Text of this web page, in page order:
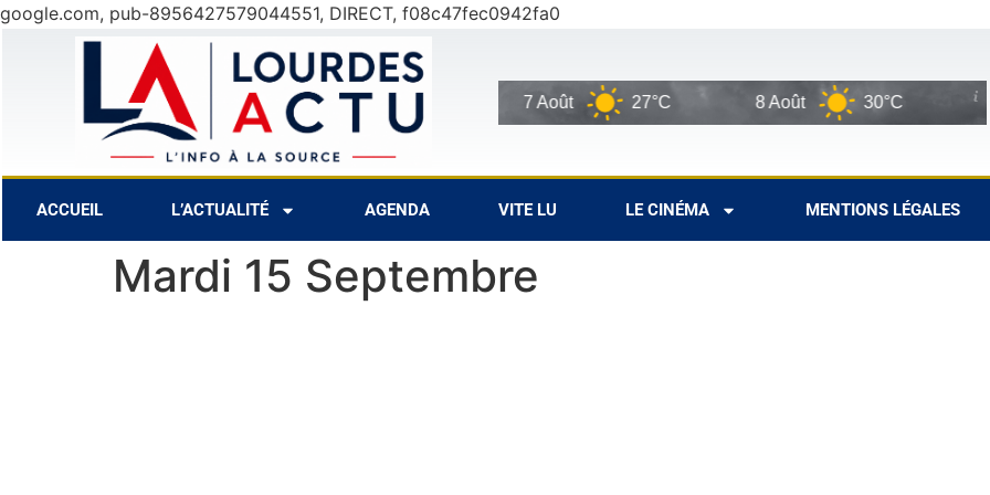
google.com, pub-8956427579044551, DIRECT, f08c47fec0942fa0
6 Août 25°C 7 Août 27°C 8 Août 30°C 9
ACCUEIL L’ACTUALITÉ AGENDA VITE LU LE CINÉMA MENTIONS LÉGALES
Mardi 15 Septembre